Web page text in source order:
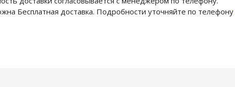
Бесплатная доставка. Подробности уточняйте по телефону